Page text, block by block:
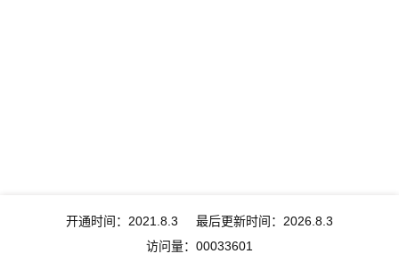
开通时间： 2021.8.3 最后更新时间： 2026.8.3
访问量： 00033601